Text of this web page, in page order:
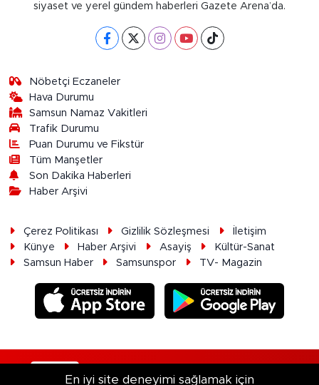
siyaset ve yerel gündem haberleri Gazete Arena’da.
Nöbetçi Eczaneler
Hava Durumu
Samsun Namaz Vakitleri
Trafik Durumu
Puan Durumu ve Fikstür
Tüm Manşetler
Son Dakika Haberleri
Haber Arşivi
Çerez Politikası Gizlilik Sözleşmesi
İletişim
Künye
Haber Arşivi Asayiş
Kültür-Sanat
Samsun Haber
Samsunspor TV- Magazin
En iyi site deneyimi sağlamak için